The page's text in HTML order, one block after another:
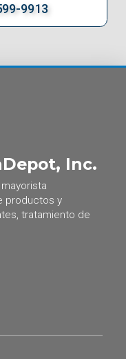
9913
Inc.
productos y
tratamiento de